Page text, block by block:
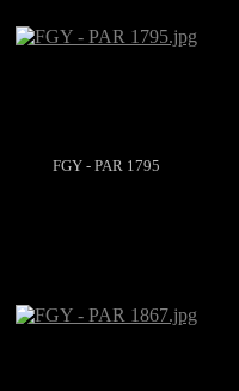
FGY - PAR 1795